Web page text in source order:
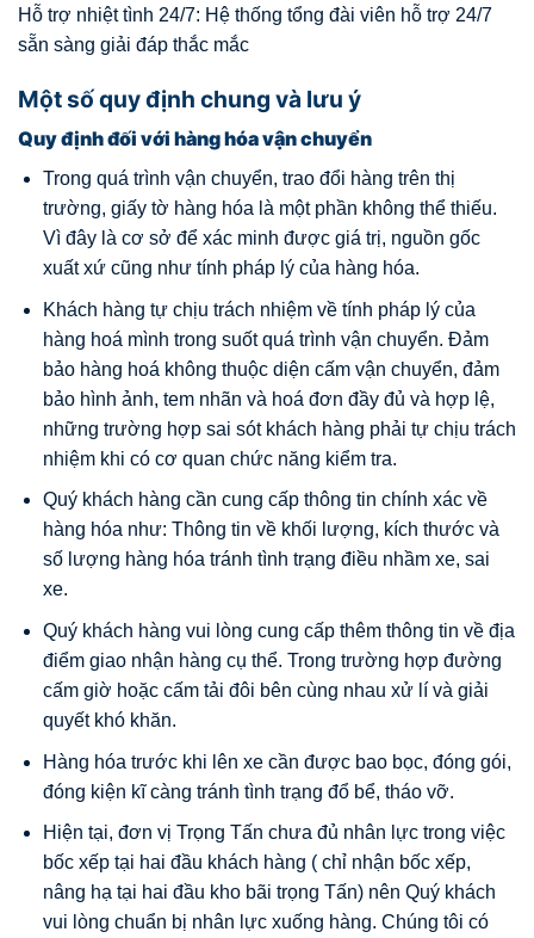
Hỗ trợ nhiệt tình 24/7: Hệ thống tổng đài viên hỗ trợ 24/7
sẵn sàng giải đáp thắc mắc
Một số quy định chung và lưu ý
Quy định đối với hàng hóa vận chuyển
Trong quá trình vận chuyển, trao đổi hàng trên thị
trường, giấy tờ hàng hóa là một phần không thể thiếu.
Vì đây là cơ sở để xác minh được giá trị, nguồn gốc
xuất xứ cũng như tính pháp lý của hàng hóa.
Khách hàng tự chịu trách nhiệm về tính pháp lý của
hàng hoá mình trong suốt quá trình vận chuyển. Đảm
bảo hàng hoá không thuộc diện cấm vận chuyển, đảm
bảo hình ảnh, tem nhãn và hoá đơn đầy đủ và hợp lệ,
những trường hợp sai sót khách hàng phải tự chịu trách
nhiệm khi có cơ quan chức năng kiểm tra.
Quý khách hàng cần cung cấp thông tin chính xác về
hàng hóa như: Thông tin về khối lượng, kích thước và
số lượng hàng hóa tránh tình trạng điều nhầm xe, sai
xe.
Quý khách hàng vui lòng cung cấp thêm thông tin về địa
điểm giao nhận hàng cụ thể. Trong trường hợp đường
cấm giờ hoặc cấm tải đôi bên cùng nhau xử lí và giải
quyết khó khăn.
Hàng hóa trước khi lên xe cần được bao bọc, đóng gói,
đóng kiện kĩ càng tránh tình trạng đổ bể, tháo vỡ.
Hiện tại, đơn vị Trọng Tấn chưa đủ nhân lực trong việc
bốc xếp tại hai đầu khách hàng ( chỉ nhận bốc xếp,
nâng hạ tại hai đầu kho bãi trọng Tấn) nên Quý khách
vui lòng chuẩn bị nhân lực xuống hàng. Chúng tôi có